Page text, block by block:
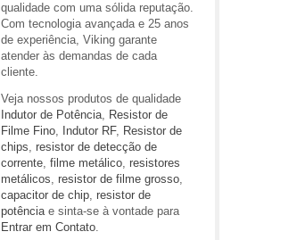
qualidade com uma sólida reputação.
Com tecnologia avançada e 25 anos
de experiência, Viking garante
atender às demandas de cada
cliente.
Veja nossos produtos de qualidade
Indutor de Potência, Resistor de
Filme Fino, Indutor RF, Resistor de
chips, resistor de detecção de
corrente, filme metálico, resistores
metálicos, resistor de filme grosso,
capacitor de chip, resistor de
potênciae sinta-se à vontade para
Entrar em Contato.